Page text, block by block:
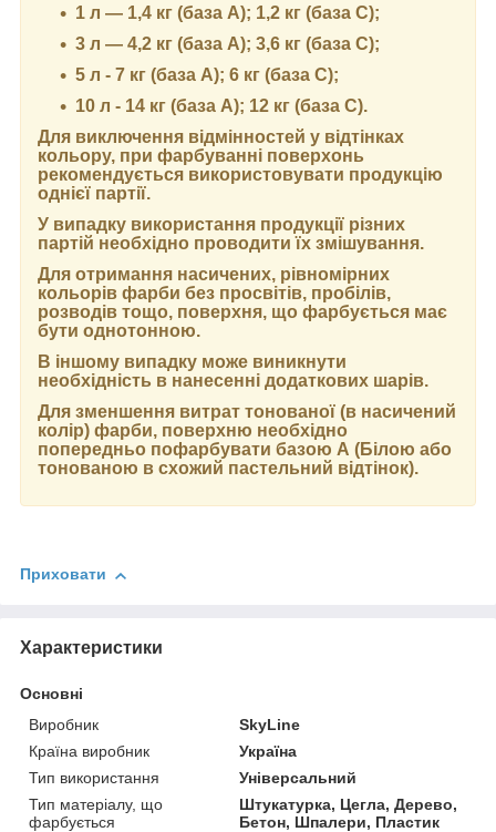
1 л — 1,4 кг (база А); 1,2 кг (база С);
3 л — 4,2 кг (база А); 3,6 кг (база C);
5 л - 7 кг (база А); 6 кг (база С);
10 л - 14 кг (база А); 12 кг (база С).
Для виключення відмінностей у відтінках
кольору, при фарбуванні поверхонь
рекомендується використовувати продукцію
однієї партії.
У випадку використання продукції різних
партій необхідно проводити їх змішування.
Для отримання насичених, рівномірних
кольорів фарби без просвітів, пробілів,
розводів тощо, поверхня, що фарбується має
бути однотонною.
В іншому випадку може виникнути
необхідність в нанесенні додаткових шарів.
Для зменшення витрат тонованої (в насичений
колір) фарби, поверхню необхідно
попередньо пофарбувати базою А (Білою або
тонованою в схожий пастельний відтінок).
Приховати
Характеристики
Основні
Виробник
SkyLine
Країна виробник
Україна
Тип використання
Універсальний
Тип матеріалу, що
фарбується
Штукатурка, Цегла, Дерево,
Бетон, Шпалери, Пластик